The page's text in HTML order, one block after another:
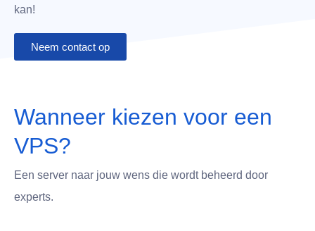
kan!
Neem contact op
Wanneer kiezen voor een
VPS?
Een server naar jouw wens die wordt beheerd door
experts.